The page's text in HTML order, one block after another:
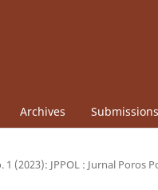
Archives Submissions
1 (2023): JPPOL : Jurnal Poros